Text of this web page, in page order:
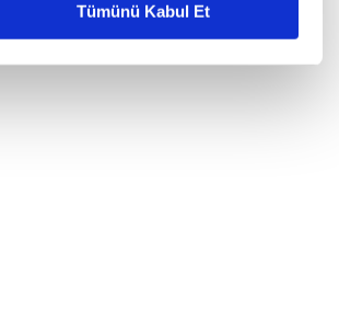
ait çerezler kullanılmaktadır. Bu
hizmetlerinin sunulması
ve sizlere yönelik
kullanılacaktır.
okumak ve sitemizde ilgili
Tümünü Kabul Et